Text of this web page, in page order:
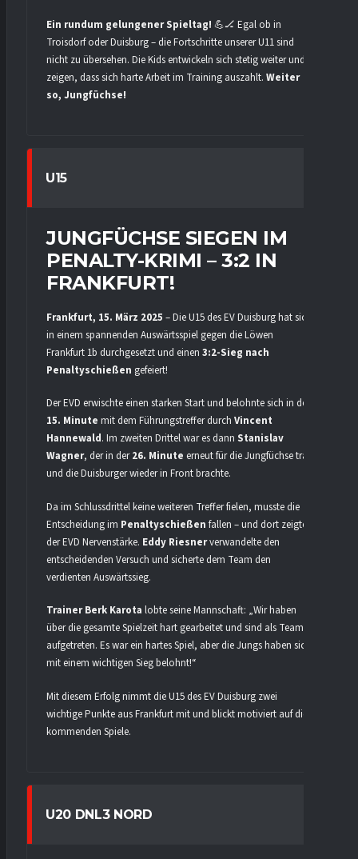
Ein rundum gelungener Spieltag! 💪🏒 Egal ob in
Troisdorf oder Duisburg – die Fortschritte unserer U11 sind
nicht zu übersehen. Die Kids entwickeln sich stetig weiter und
zeigen, dass sich harte Arbeit im Training auszahlt. Weiter
so, Jungfüchse!
U15
JUNGFÜCHSE SIEGEN IM
PENALTY-KRIMI – 3:2 IN
FRANKFURT!
Frankfurt, 15. März 2025 – Die U15 des EV Duisburg hat sich
in einem spannenden Auswärtsspiel gegen die Löwen
Frankfurt 1b durchgesetzt und einen 3:2-Sieg nach
Penaltyschießen gefeiert!
Der EVD erwischte einen starken Start und belohnte sich in der
15. Minute mit dem Führungstreffer durch Vincent
Hannewald. Im zweiten Drittel war es dann Stanislav
Wagner, der in der26. Minute erneut für die Jungfüchse traf
und die Duisburger wieder in Front brachte.
Da im Schlussdrittel keine weiteren Treffer fielen, musste die
Entscheidung im Penaltyschießen fallen – und dort zeigte
der EVD Nervenstärke. Eddy Riesnerverwandelte den
entscheidenden Versuch und sicherte dem Team den
verdienten Auswärtssieg.
Trainer Berk Karota lobte seine Mannschaft: „Wir haben
über die gesamte Spielzeit hart gearbeitet und sind als Team
aufgetreten. Es war ein hartes Spiel, aber die Jungs haben sich
mit einem wichtigen Sieg belohnt!“
Mit diesem Erfolg nimmt die U15 des EV Duisburg zwei
wichtige Punkte aus Frankfurt mit und blickt motiviert auf die
kommenden Spiele.
U20 DNL3 NORD